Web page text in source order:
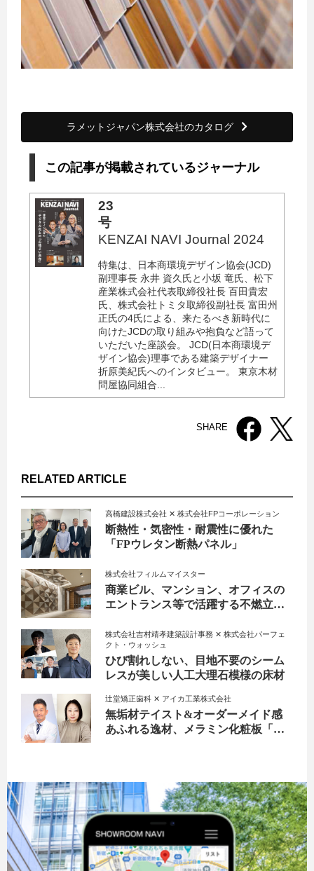
ラメットジャパン株式会社のカタログ
この記事が掲載されているジャーナル
23
号
KENZAI NAVI Journal 2024
特集は、日本商環境デザイン協会(JCD)
副理事長 永井 資久氏と小坂 竜氏、松下
産業株式会社代表取締役社長 百田貴宏
氏、株式会社トミタ取締役副社長 富田州
正氏の4氏による、来たるべき新時代に
向けたJCDの取り組みや抱負など語って
いただいた座談会。 JCD(日本商環境デ
ザイン協会)理事である建築デザイナー
折原美紀氏へのインタビュー。 東京木材
問屋協同組合...
SHARE
RELATED ARTICLE
高橋建設株式会社 ✕ 株式会社FPコーポレーション
断熱性・気密性・耐震性に優れた
「FPウレタン断熱パネル」
株式会社フィルムマイスター
商業ビル、マンション、オフィスの
エントランス等で活躍する不燃立体
す、理想の室内空間
株式会社吉村靖孝建築設計事務 ✕ 株式会社パーフェ
クト・ウォッシュ
ひび割れしない、目地不要のシーム
レスが美しい人工大理石模様の床材
辻堂矯正歯科 ✕ アイカ工業株式会社
無垢材テイスト&オーダーメイド感
あふれる逸材、メラミン化粧板「セ